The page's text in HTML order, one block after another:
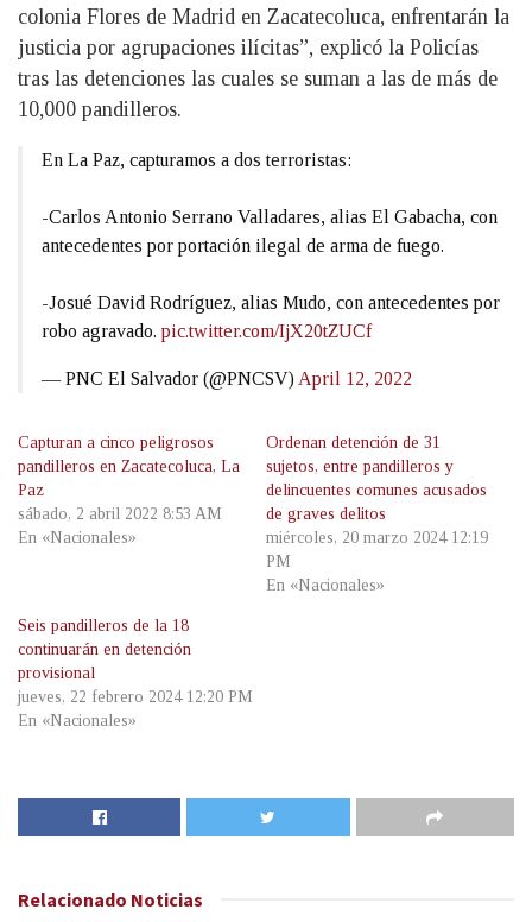
colonia Flores de Madrid en Zacatecoluca, enfrentarán la
justicia por agrupaciones ilícitas”, explicó la Policías
tras las detenciones las cuales se suman a las de más de
10,000 pandilleros.
En La Paz, capturamos a dos terroristas:
-Carlos Antonio Serrano Valladares, alias El Gabacha, con
antecedentes por portación ilegal de arma de fuego.
-Josué David Rodríguez, alias Mudo, con antecedentes por
robo agravado. pic.twitter.com/IjX20tZUCf
— PNC El Salvador (@PNCSV) April 12, 2022
Capturan a cinco peligrosos
pandilleros en Zacatecoluca, La
Paz
sábado, 2 abril 2022 8:53 AM
En «Nacionales»
Ordenan detención de 31
sujetos, entre pandilleros y
delincuentes comunes acusados
de graves delitos
miércoles, 20 marzo 2024 12:19
PM
En «Nacionales»
Seis pandilleros de la 18
continuarán en detención
provisional
jueves, 22 febrero 2024 12:20 PM
En «Nacionales»
Relacionado Noticias